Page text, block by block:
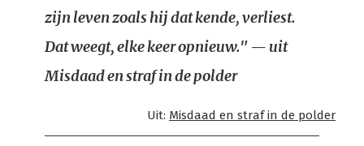
zijn leven zoals hij dat kende, verliest.
Dat weegt, elke keer opnieuw." — uit
Misdaad en straf in de polder
Uit: Misdaad en straf in de polder